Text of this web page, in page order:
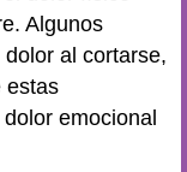
Algunos
al cortarse,
estas
emocional